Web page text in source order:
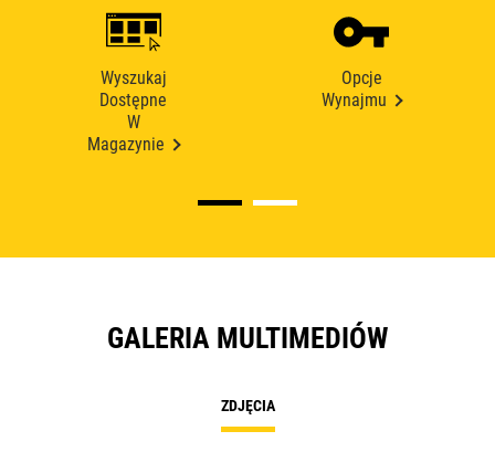
Wyszukaj
Dostępne
W
Magazynie
Opcje
Wynajmu
GALERIA MULTIMEDIÓW
ZDJĘCIA